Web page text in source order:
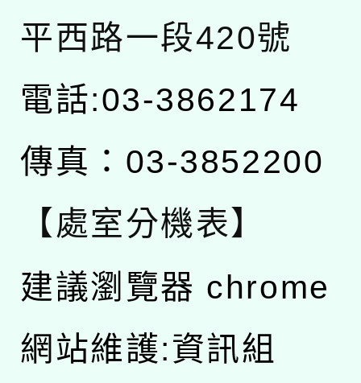
平西路一段420號
電話:03-3862174
傳真：03-3852200
【處室分機表】
建議瀏覽器 chrome
網站維護:資訊組